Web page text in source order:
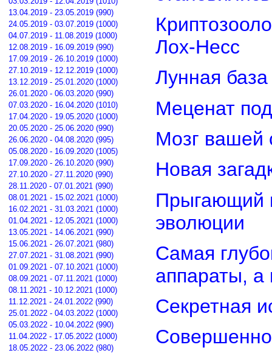
13.04.2019 - 23.05.2019 (990)
24.05.2019 - 03.07.2019 (1000)
04.07.2019 - 11.08.2019 (1000)
12.08.2019 - 16.09.2019 (990)
17.09.2019 - 26.10.2019 (1000)
27.10.2019 - 12.12.2019 (1000)
13.12.2019 - 25.01.2020 (1000)
26.01.2020 - 06.03.2020 (990)
07.03.2020 - 16.04.2020 (1010)
17.04.2020 - 19.05.2020 (1000)
20.05.2020 - 25.06.2020 (990)
26.06.2020 - 04.08.2020 (995)
05.08.2020 - 16.09.2020 (1005)
17.09.2020 - 26.10.2020 (990)
27.10.2020 - 27.11.2020 (990)
28.11.2020 - 07.01.2021 (990)
08.01.2021 - 15.02.2021 (1000)
16.02.2021 - 31.03.2021 (1000)
01.04.2021 - 12.05.2021 (1000)
13.05.2021 - 14.06.2021 (990)
15.06.2021 - 26.07.2021 (980)
27.07.2021 - 31.08.2021 (990)
01.09.2021 - 07.10.2021 (1000)
08.09.2021 - 07.11.2021 (1000)
08.11.2021 - 10.12.2021 (1000)
11.12.2021 - 24.01.2022 (990)
25.01.2022 - 04.03.2022 (1000)
05.03.2022 - 10.04.2022 (990)
11.04.2022 - 17.05.2022 (1000)
18.05.2022 - 23.06.2022 (980)
Лох-Несс
Лунная
Меценат
Мозг вашей
Новая
Прыгающий
эволюции
Самая
аппараты, а
Секретная